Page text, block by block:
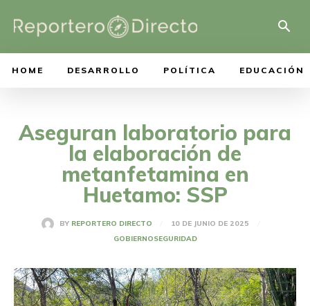
HOME DESARROLLO POLÍTICA EDUCACIÓN
Aseguran laboratorio para
la elaboración de
metanfetamina en
Huetamo: SSP
BY REPORTERO DIRECTO
10 DE JUNIO DE 2025
GOBIERNOSEGURIDAD